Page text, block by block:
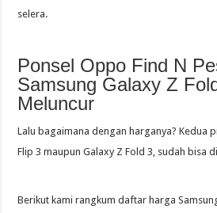
selera.
Ponsel Oppo Find N
Samsung Galaxy Z
Meluncur
Lalu bagaimana dengan harganya? Kedua
Flip 3 maupun Galaxy Z Fold 3, sudah bisa
Berikut kami rangkum daftar harga